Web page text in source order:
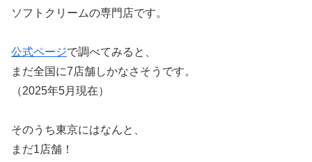
ソフトクリームの専門店です。
公式ページで調べてみると、
まだ全国に7店舗しかなさそうです。
（2025年5月現在）
そのうち東京にはなんと、
まだ1店舗！